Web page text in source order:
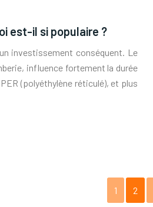
est-il si populaire ?
investissement conséquent. Le
influence fortement la durée
(polyéthylène réticulé), et plus
1 2